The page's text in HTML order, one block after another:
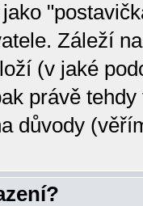
Záleží
(v jaké
právě
důvody